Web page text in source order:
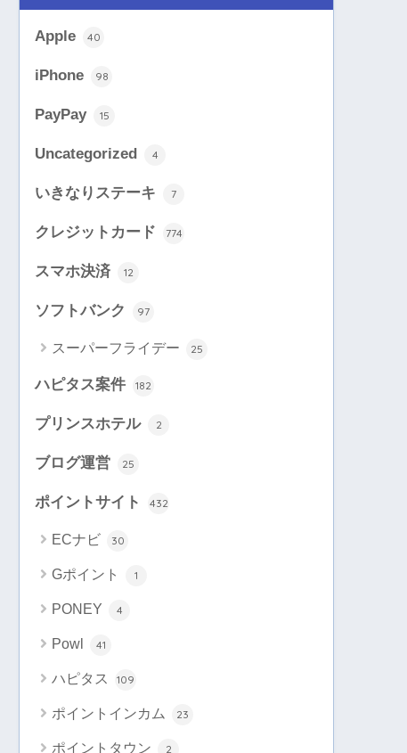
Apple 40
iPhone 98
PayPay 15
Uncategorized 4
いきなりステーキ 7
クレジットカード 774
スマホ決済 12
ソフトバンク 97
スーパーフライデー 25
ハピタス案件 182
プリンスホテル 2
ブログ運営 25
ポイントサイト 432
ECナビ 30
Gポイント 1
PONEY 4
Powl 41
ハピタス 109
ポイントインカム 23
ポイントタウン 2